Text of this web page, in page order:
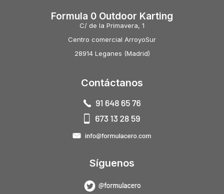
Formula 0 Outdoor Karting
C/ de la Primavera, 1
Centro comercial ArroyoSur
28914 Leganes (Madrid)
Contáctanos
Síguenos